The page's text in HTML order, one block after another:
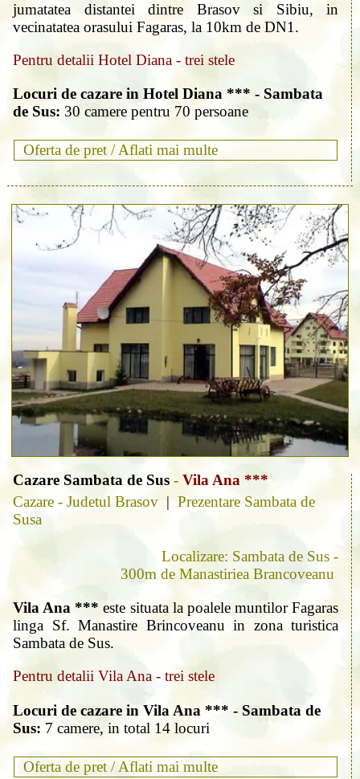
jumatatea distantei dintre Brasov si Sibiu, in
vecinatatea orasului Fagaras, la 10km de DN1.
Pentru detalii Hotel Diana - trei stele
Locuri de cazare in Hotel Diana *** - Sambata
de Sus: 30 camere pentru 70 persoane
Oferta de pret /Aflati mai multe
Cazare Sambata de Sus - Vila Ana ***
Cazare - Judetul Brasov | Prezentare Sambata de
Susa
Localizare: Sambata de Sus -
300m de Manastiriea Brancoveanu
Vila Ana *** este situata la poalele muntilor Fagaras
linga Sf. Manastire Brincoveanu in zona turistica
Sambata de Sus.
Pentru detalii Vila Ana - trei stele
Locuri de cazare in Vila Ana *** - Sambata de
Sus: 7 camere, in total 14 locuri
Oferta de pret / Aflati mai multe